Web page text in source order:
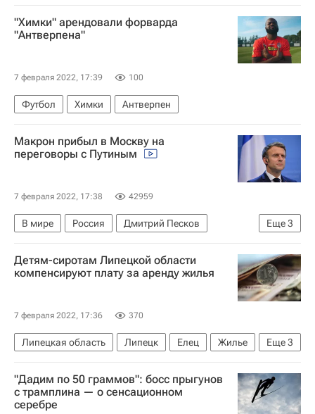
"Химки" арендовали форварда
"Антверпена"
7 февраля 2022, 17:39 100
Футбол Химки Антверпен
Макрон прибыл в Москву на
переговоры с Путиным
7 февраля 2022, 17:38 42959
Еще3
В мире Россия
Дмитрий Песков
Франция
Украина Эммануэль Макрон
Детям-сиротам Липецкой области
компенсируют плату за аренду жилья
7 февраля 2022, 17:36 370
Еще3
Липецкая область Липецк Елец
Жилье
Игорь Артамонов
Общество Сироты
"Дадим по 50 граммов": босс прыгунов
с трамплина — о сенсационном
серебре